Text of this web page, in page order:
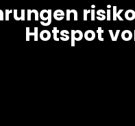
Hotspot